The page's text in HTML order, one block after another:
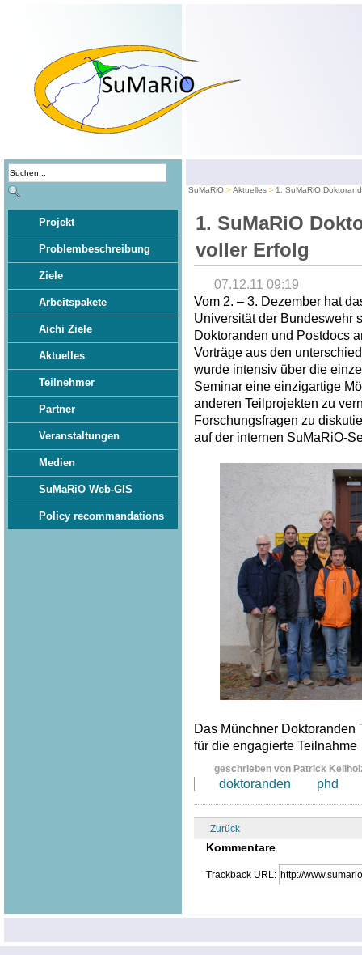
Projekt
Problembeschreibung
Ziele
Arbeitspakete
Aichi Ziele
Aktuelles
Teilnehmer
Partner
Veranstaltungen
Medien
SuMaRiO Web-GIS
Policy recommandations
SuMaRiO Aktuelles 1. SuMaRiO
1. SuMaRiO
voller Erfolg
07.12.11 09:19
Vom 2. – 3. Dezember hat
Universität der Bundeswehr
Doktoranden und Postdocs
Vorträge aus den
wurde intensiv über die
Seminar eine einzigartige
anderen Teilprojekten zu
Forschungsfragen zu
auf der internen SuMaRiO-
Das Münchner Doktoranden
für die engagierte Teilnahme
geschrieben von Patrick
doktoranden phd
Zurück
Kommentare
Trackback URL: